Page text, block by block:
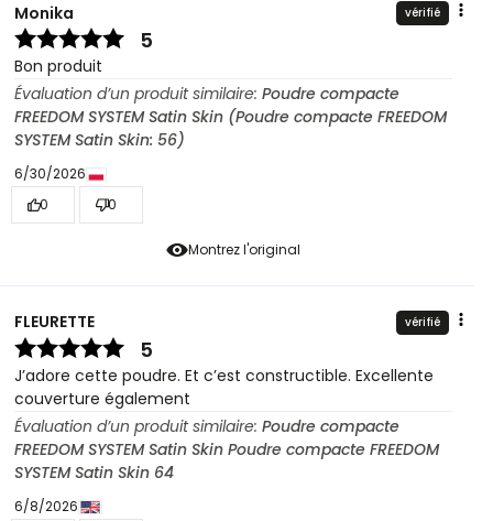
Montrez l'original
Monika vérifié
5
Bon produit
Évaluation d’un produit similaire: Poudre compacte
FREEDOM SYSTEM Satin Skin (Poudre compacte FREEDOM
SYSTEM Satin Skin: 56)
6/30/2026
0
0
FLEURETTE vérifié
5
J’adore cette poudre. Et c’est constructible. Excellente
couverture également
Évaluation d’un produit similaire: Poudre compacte
FREEDOM SYSTEM Satin Skin Poudre compacte FREEDOM
SYSTEM Satin Skin 64
6/8/2026